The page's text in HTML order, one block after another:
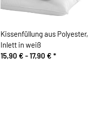
Kissenfüllung aus Polyester,
Inlett in weiß
15,90 € -17,90 € *